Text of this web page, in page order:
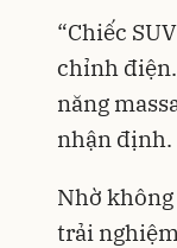
“Chiếc
chỉnh
năng
nhận định.
Nhờ
trải